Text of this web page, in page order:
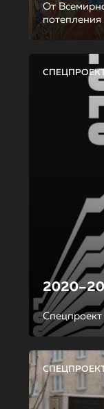
От
потепления
Спецпроект